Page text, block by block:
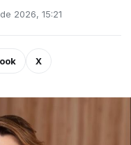
2026, 15:21
X